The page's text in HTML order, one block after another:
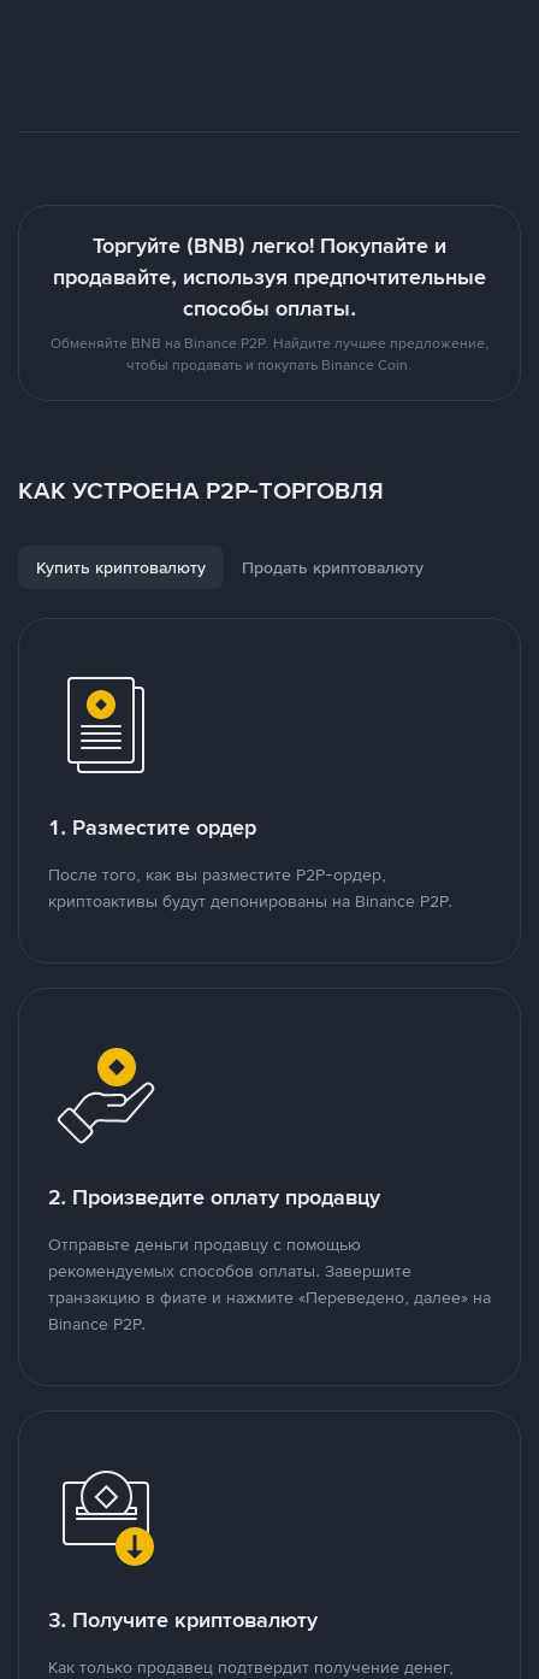
Торгуйте (BNB) легко! Покупайте и
продавайте, используя предпочтительные
способы оплаты.
Обменяйте BNB на Binance P2P. Найдите лучшее предложение,
чтобы продавать и покупать Binance Coin.
КАК УСТРОЕНА P2P-ТОРГОВЛЯ
Купить криптовалюту Продать криптовалюту
1. Разместите ордер
После того, как вы разместите P2P-ордер,
криптоактивы будут депонированы на Binance P2P.
2. Произведите оплату продавцу
Отправьте деньги продавцу с помощью
рекомендуемых способов оплаты. Завершите
транзакцию в фиате и нажмите «Переведено, далее» на
Binance P2P.
3. Получите криптовалюту
Как только продавец подтвердит получение денег,